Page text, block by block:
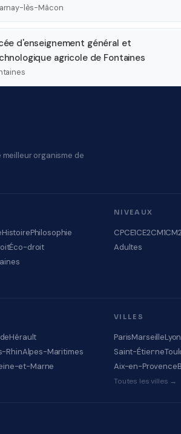
lès-Mâcon
d'enseignement général et
agricole de Fontaines
organisme de
HistoirePhilosophie
Éco-droit
NIVEAUX
CPCE1CE2CM1
Adultes
Hérault
RhinAlpes-Maritimes
et-Marne
VILLES
ParisMarseilleLyon
Saint-Étienne
Aix-en-Provence
Toutes les villes →